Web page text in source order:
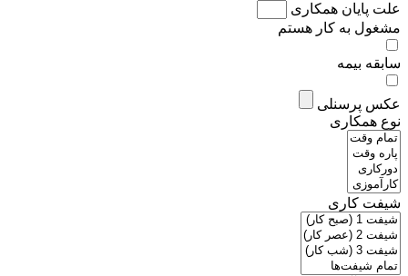
علت پایان همکاری
مشغول به کار هستم
سابقه بیمه
عکس پرسنلی
نوع همکاری
شیفت کاری